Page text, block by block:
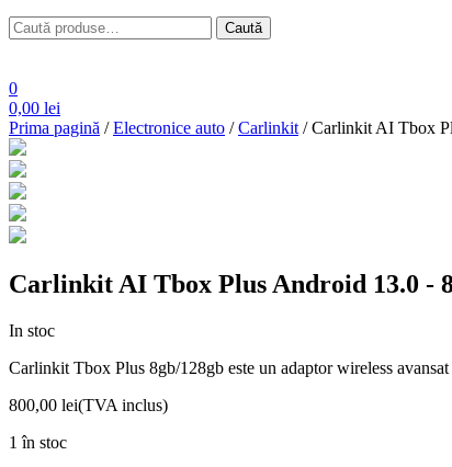
Caută
după:
Caută
0
0,00 lei
Prima pagină /Electronice auto /Carlinkit/ Carlinkit AI Tbox
Carlinkit AI Tbox Plus Android 13.0 -
In stoc
Carlinkit Tbox Plus 8gb/128gb este un adaptor wireless
800,00 lei(TVA inclus)
1 în stoc